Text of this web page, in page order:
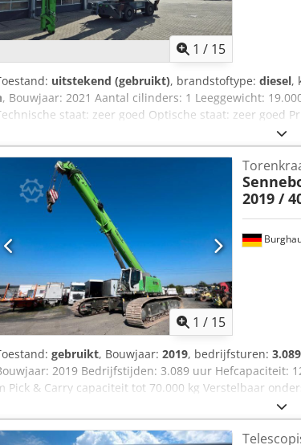
1 / 15
uitstekend (gebruikt), brandstoftype: diesel,
, Bouwjaar: 2021 Aantal cilinders: 1 Leeggewicht:
staat: zeer goed Optische staat: zeer goed
contact op met Ferdinand Pater voor meer informatie.
1 / 15
2019 /
gebruikt, Bouwjaar: 2019, bedrijfsturen:
2019 Bedrijfstijden: 3.089 uur Hefcapaciteit:
Pick & Carry capaciteit tot 70.000 kg Verstelbaar
lieren Lier 1 = 105 uur Lier 2 = 402 uur Radiografische
Afqof Programmeerbare
zijcamera's Dieselverwarming Brandstofpomp